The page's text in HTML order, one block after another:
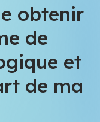
obtenir
de
et
de ma